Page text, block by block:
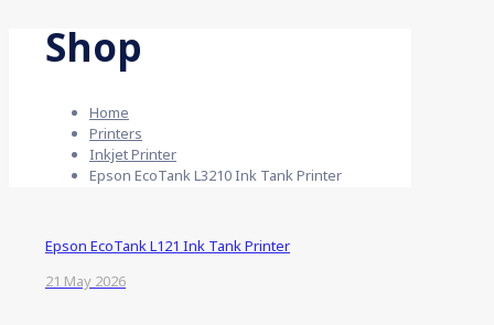
Shop
Home
Printers
Inkjet Printer
Epson EcoTank L3210 Ink Tank Printer
Epson EcoTank L121 Ink Tank Printer
21 May 2026